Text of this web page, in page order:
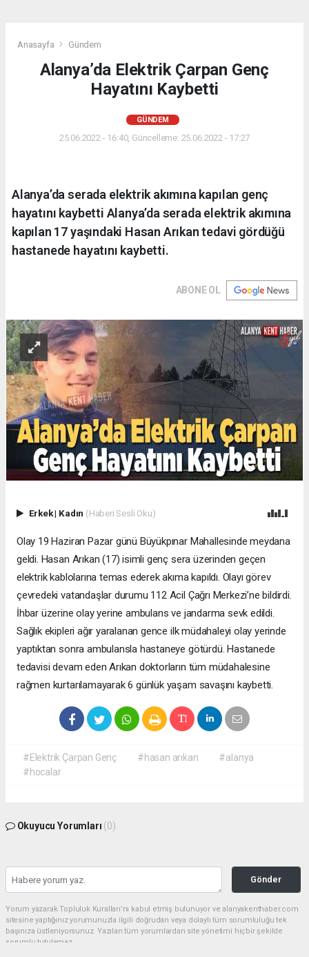
Anasayfa Gündem
Alanya’da Elektrik Çarpan Genç
Hayatını Kaybetti
GÜNDEM
25.06.2022 - 16:40, Güncelleme: 25.06.2022 - 17:27
Alanya’da serada elektrik akımına kapılan genç
hayatını kaybetti Alanya’da serada elektrik akımına
kapılan 17 yaşındaki Hasan Arıkan tedavi gördüğü
hastanede hayatını kaybetti.
ABONE OL
Erkek| Kadın (Haberi Sesli Oku)
Olay 19 Haziran Pazar günü Büyükpınar Mahallesinde meydana
geldi. Hasan Arıkan (17) isimli genç sera üzerinden geçen
elektrik kablolarına temas ederek akıma kapıldı. Olayı görev
çevredeki vatandaşlar durumu 112 Acil Çağrı Merkezi’ne bildirdi.
İhbar üzerine olay yerine ambulans ve jandarma sevk edildi.
Sağlık ekipleri ağır yaralanan gence ilk müdahaleyi olay yerinde
yaptıktan sonra ambulansla hastaneye götürdü. Hastanede
tedavisi devam eden Arıkan doktorların tüm müdahalesine
rağmen kurtarılamayarak 6 günlük yaşam savaşını kaybetti.
#Elektrik Çarpan Genç #hasan arıkan
#alanya
#hocalar
Okuyucu Yorumları (0)
Gönder
Yorum yazarak Topluluk Kuralları’nı kabul etmiş bulunuyor ve alanyakenthaber.com
sitesine yaptığınız yorumunuzla ilgili doğrudan veya dolaylı tüm sorumluluğu tek
başınıza üstleniyorsunuz. Yazılan tüm yorumlardan site yönetimi hiçbir şekilde
sorumlu tutulamaz.